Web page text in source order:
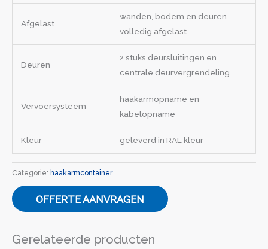
Afgelast
wanden, bodem en deuren
volledig afgelast
Deuren
2 stuks deursluitingen en
centrale deurvergrendeling
Vervoersysteem
haakarmopname en
kabelopname
Kleur geleverd in RAL kleur
Categorie: haakarmcontainer
OFFERTE AANVRAGEN
Gerelateerde producten